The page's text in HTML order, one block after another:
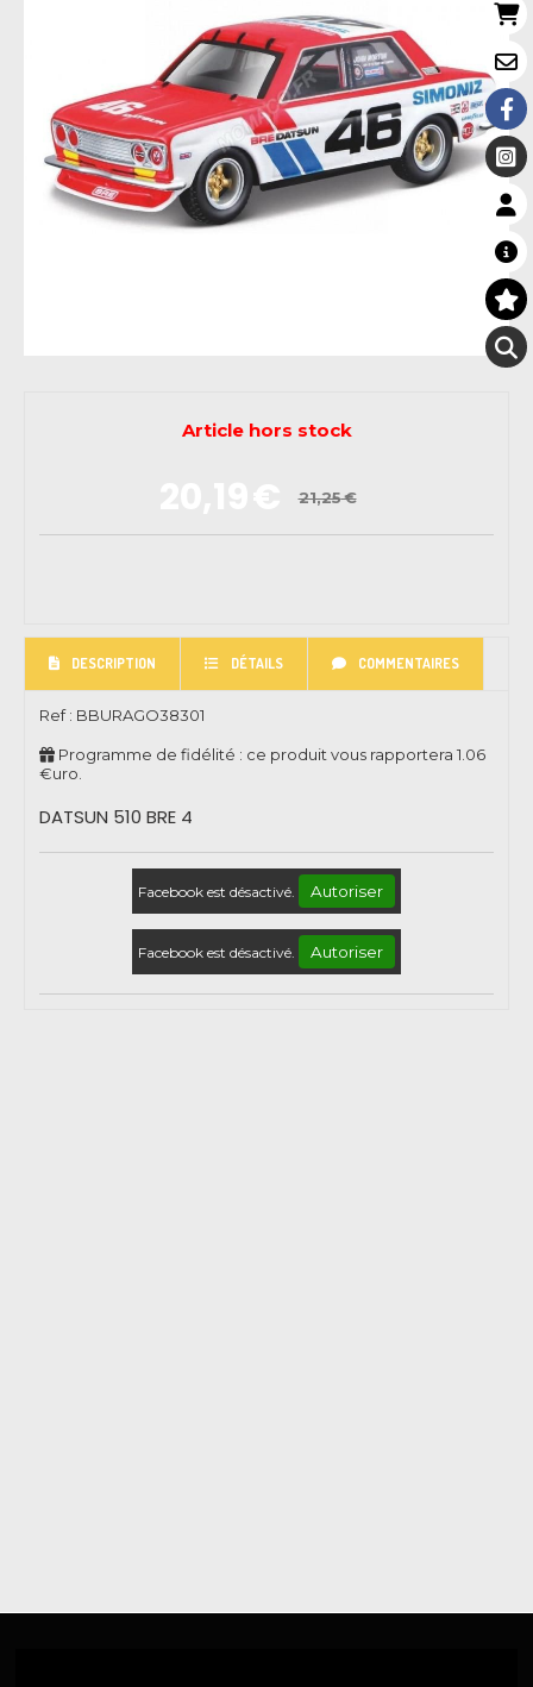
21,25€
Article hors stock
DESCRIPTION DÉTAILS COMMENTAIRES
Ref : BBURAGO38301
Programme de fidélité : ce produit vous rapportera 1.06
€uro.
DATSUN 510 BRE 4
Facebook est désactivé. Autoriser
Facebook est désactivé. Autoriser